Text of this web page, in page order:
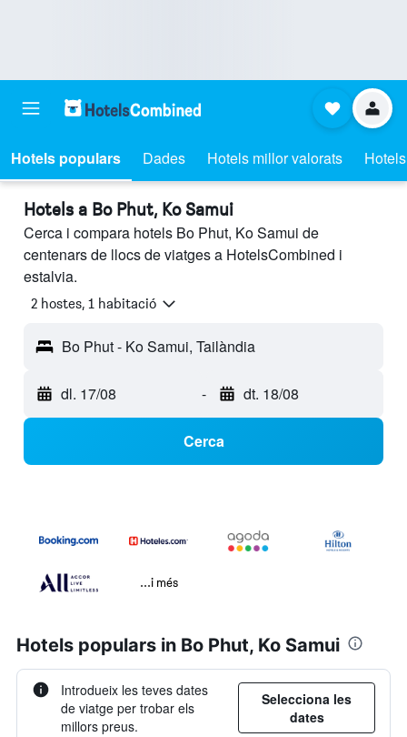
Hotels populars Dades Hotels millor valorats
Hotels a Bo Phut, Ko Samui
Cerca i compara hotels Bo Phut, Ko Samui de
centenars de llocs de viatges a HotelsCombined i
estalvia.
2 hostes, 1 habitació
Bo Phut - Ko Samui, Tailàndia
dl. 17/08 - dt. 18/08
Cerca
...i més
Hotels populars in Bo Phut, Ko Samui
Introdueix les teves dates
de viatge per trobar els
millors preus.
Selecciona les
dates